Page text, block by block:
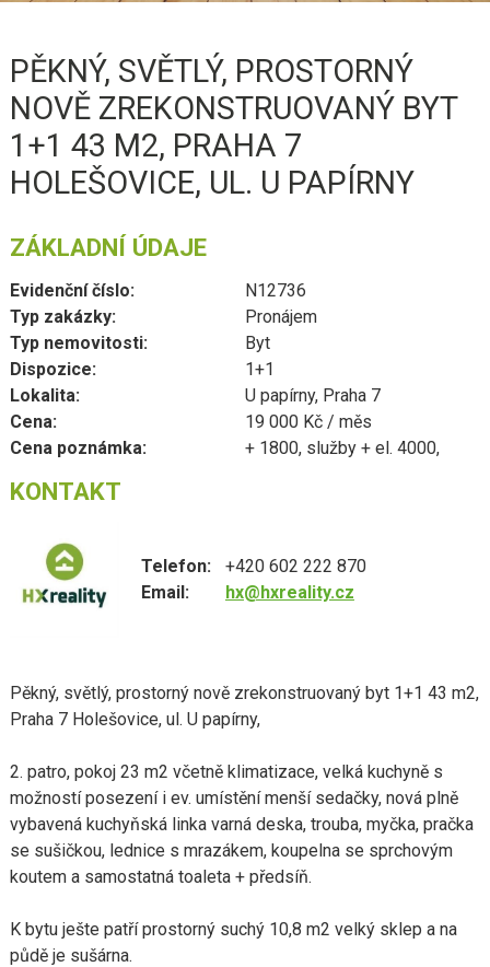
PĚKNÝ, SVĚTLÝ, PROSTORNÝ
NOVĚ ZREKONSTRUOVANÝ BYT
1+1 43 M2, PRAHA 7
HOLEŠOVICE, UL. U PAPÍRNY
ZÁKLADNÍ ÚDAJE
Evidenční číslo:
N12736
Typ zakázky:
Pronájem
Typ nemovitosti:
Byt
Dispozice:
1+1
Lokalita:
U papírny, Praha 7
Cena:
19 000 Kč / měs
Cena poznámka:
+ 1800, služby + el. 4000,
KONTAKT
Telefon:
+420 602 222 870
Email:
hx@hxreality.cz
Pěkný, světlý, prostorný nově zrekonstruovaný byt 1+1 43 m2,
Praha 7 Holešovice, ul. U papírny,
2. patro, pokoj 23 m2 včetně klimatizace, velká kuchyně s
možností posezení i ev. umístění menší sedačky, nová plně
vybavená kuchyňská linka varná deska, trouba, myčka, pračka
se sušičkou, lednice s mrazákem, koupelna se sprchovým
koutem a samostatná toaleta + předsíň.
K bytu ješte patří prostorný suchý 10,8 m2 velký sklep a na
půdě je sušárna.